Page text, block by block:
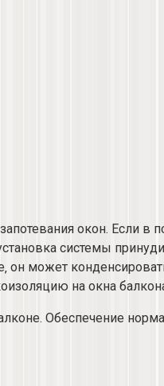
окон. Если
системы
он может
на окна
Обеспечение